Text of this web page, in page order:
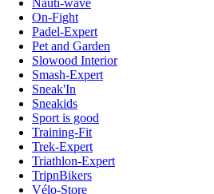
Nauti-wave
On-Fight
Padel-Expert
Pet and Garden
Slowood Interior
Smash-Expert
Sneak'In
Sneakids
Sport is good
Training-Fit
Trek-Expert
Triathlon-Expert
TripnBikers
Vélo-Store